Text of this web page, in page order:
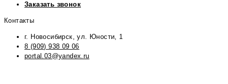
Заказать звонок
Контакты
г. Новосибирск, ул. Юности, 1
8 (909) 938 09 06
portal.03@yandex.ru